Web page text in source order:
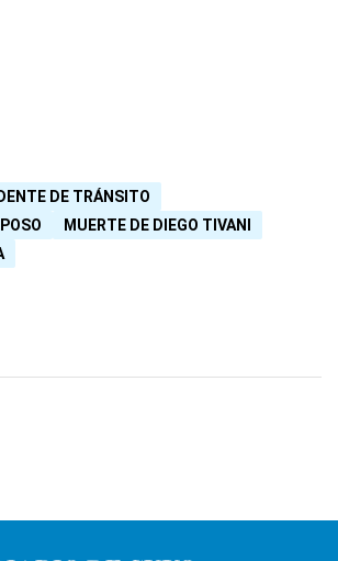
DE TRÁNSITO
MUERTE DE DIEGO TIVANI